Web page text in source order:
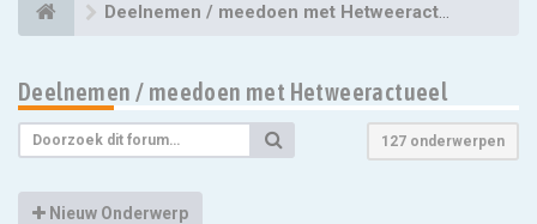
Deelnemen / meedoen met Hetweeractueel
Deelnemen / meedoen met Hetweeractueel
127 onderwerpen
Nieuw Onderwerp